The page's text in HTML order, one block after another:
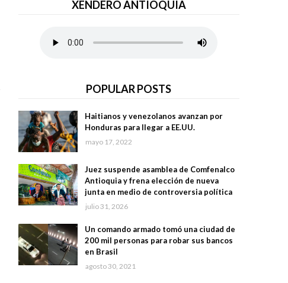
XENDERO ANTIOQUIA
POPULAR POSTS
Haitianos y venezolanos avanzan por
Honduras para llegar a EE.UU.
mayo 17, 2022
Juez suspende asamblea de Comfenalco
Antioquia y frena elección de nueva
junta en medio de controversia política
julio 31, 2026
Un comando armado tomó una ciudad de
200 mil personas para robar sus bancos
en Brasil
agosto 30, 2021